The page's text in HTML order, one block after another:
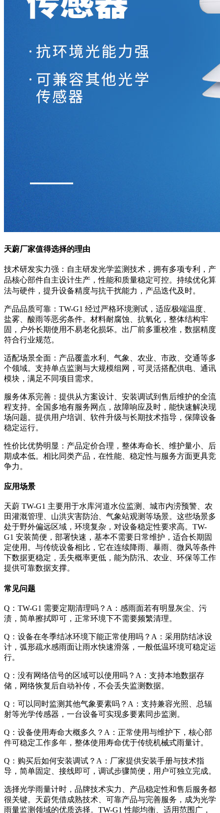
天蔚厂家值得选择的理由
技术研发实力强： 自主研发光学监测技术，拥有多项专利，产
品核心部件自主设计生产，性能和质量稳定可控。持续优化算
法与硬件，提升设备精度与抗干扰能力，产品迭代及时。
产品品质可靠：TW-G1 经过严格环境测试，适应极端温度、
盐雾、酸雨等恶劣条件。材料耐腐蚀、抗氧化，整体结构牢
固，户外长期使用不易老化损坏。出厂前多重校准，数据精度
符合行业规范。
适配场景全面：产品覆盖水利、气象、农业、市政、交通等多
个领域。支持单点监测与大规模组网，可灵活搭配供电、通讯
模块，满足不同项目需求。
服务体系完善：提供从方案设计、安装调试到售后维护的全流
程支持。全国多地有服务网点，故障响应及时，能快速解决现
场问题。提供用户培训、软件升级与长期技术指导，保障设备
稳定运行。
性价比优势明显：产品定价合理，整体寿命长、维护量小、后
期成本低。相比同类产品，在性能、稳定性与服务方面更具竞
争力。
应用场景
天蔚 TW-G1 主要用于水库河道水位监测、城市内涝预警、农
田灌溉管理、山洪灾害防治、气象站观测等场景。这些场景多
处于野外偏远区域，环境复杂，对设备稳定性要求高。TW-
G1 安装简便，部署快速，基本不需要日常维护，适合长期固
定使用。与传统设备相比，它在连续降雨、暴雨、微风等条件
下数据更稳定，丢失概率更低，能为防汛、农业、环保等工作
提供可靠数据支撑。
常见问题
Q：TW-G1 需要定期清理吗？A：感雨面若有明显灰尘、污
渍，简单擦拭即可，正常环境下不需要频繁清理。
Q：设备在冬季结冰环境下能正常使用吗？A：采用防结冰设
计，弧形疏水感雨面让雨水快速滑落，一般低温环境可稳定运
行。
Q：没有网络信号的区域可以使用吗？A：支持本地数据存
储，网络恢复后自动补传，不会丢失监测数据。
Q：可以同时监测其他气象要素吗？A：支持兼容光照、总辐
射等光学传感器，一台设备可实现多要素同步监测。
Q：设备使用寿命大概多久？A：正常使用与维护下，核心部
件可稳定工作多年，整体使用寿命优于传统机械式雨量计。
Q：购买后如何安装调试？A：厂家提供安装手册与技术指
导，简单固定、接线即可，调试步骤简便，用户可独立完成。
选择光学雨量计时，品牌技术实力、产品稳定性和售后服务都
很关键。天蔚凭借成熟技术、可靠产品与完善服务，成为光学
雨量监测领域的优质选择。TW-G1 性能均衡、适用范围广，